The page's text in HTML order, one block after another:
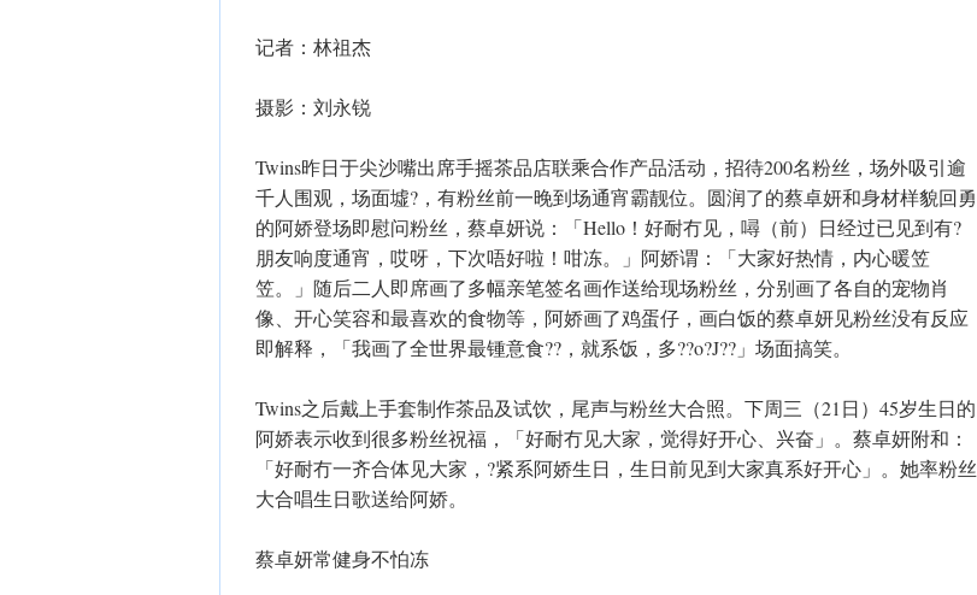
记者：林祖杰
摄影：刘永锐
Twins昨日于尖沙嘴出席手摇茶品店联乘合作产品活动，招待200名粉丝，场外吸引逾
千人围观，场面墟?，有粉丝前一晚到场通宵霸靓位。圆润了的蔡卓妍和身材样貌回勇
的阿娇登场即慰问粉丝，蔡卓妍说：「Hello！好耐冇见，噚（前）日经过已见到有?
朋友响度通宵，哎呀，下次唔好啦！咁冻。」阿娇谓：「大家好热情，内心暖笠
笠。」随后二人即席画了多幅亲笔签名画作送给现场粉丝，分别画了各自的宠物肖
像、开心笑容和最喜欢的食物等，阿娇画了鸡蛋仔，画白饭的蔡卓妍见粉丝没有反应
即解释，「我画了全世界最锺意食??，就系饭，多??o?J??」场面搞笑。
Twins之后戴上手套制作茶品及试饮，尾声与粉丝大合照。下周三（21日）45岁生日的
阿娇表示收到很多粉丝祝福，「好耐冇见大家，觉得好开心、兴奋」。蔡卓妍附和：
「好耐冇一齐合体见大家，?紧系阿娇生日，生日前见到大家真系好开心」。她率粉丝
大合唱生日歌送给阿娇。
蔡卓妍常健身不怕冻